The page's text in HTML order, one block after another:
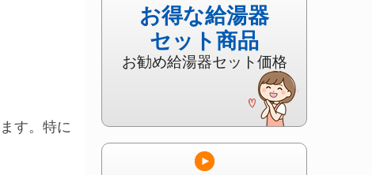
す。特に
お得な給湯器
セット商品
お勧め給湯器セット価格